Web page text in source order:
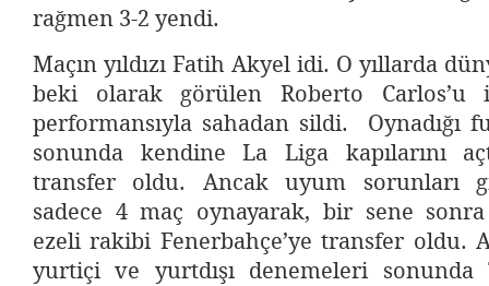
rağmen 3-2 yendi.
Maçın yıldızı Fatih Akyel idi. O yıllarda
beki olarak görülen Roberto Carlos’u
performansıyla sahadan sildi. Oynadığı
sonunda kendine La Liga kapılarını
transfer oldu. Ancak uyum sorunları
sadece 4 maç oynayarak, bir sene sonra
ezeli rakibi Fenerbahçe’ye transfer oldu.
yurtiçi ve yurtdışı denemeleri sonunda